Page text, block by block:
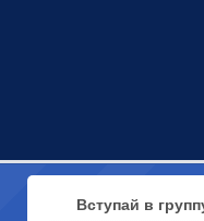
Вступай в